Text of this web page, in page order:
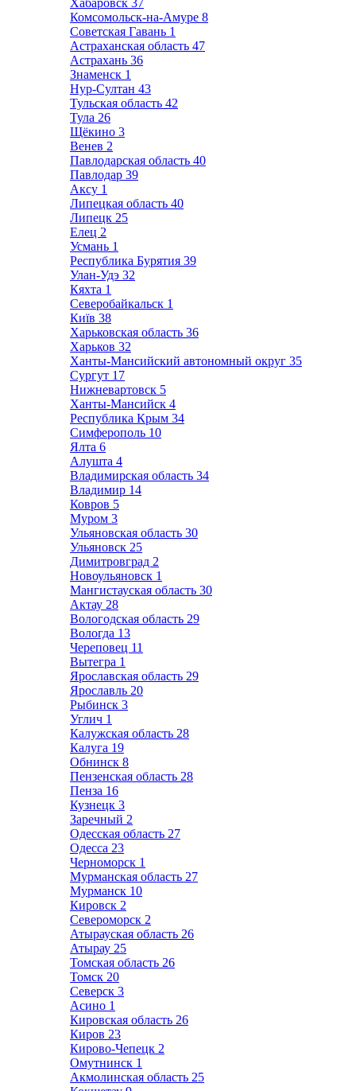
Хабаровск 37
Комсомольск-на-Амуре 8
Советская Гавань 1
Астраханская область 47
Астрахань 36
Знаменск 1
Нур-Султан 43
Тульская область 42
Тула 26
Щёкино 3
Венев 2
Павлодарская область 40
Павлодар 39
Аксу 1
Липецкая область 40
Липецк 25
Елец 2
Усмань 1
Республика Бурятия 39
Улан-Удэ 32
Кяхта 1
Северобайкальск 1
Київ 38
Харьковская область 36
Харьков 32
Ханты-Мансийский автономный округ 35
Сургут 17
Нижневартовск 5
Ханты-Мансийск 4
Республика Крым 34
Симферополь 10
Ялта 6
Алушта 4
Владимирская область 34
Владимир 14
Ковров 5
Муром 3
Ульяновская область 30
Ульяновск 25
Димитровград 2
Новоульяновск 1
Мангистауская область 30
Актау 28
Вологодская область 29
Вологда 13
Череповец 11
Вытегра 1
Ярославская область 29
Ярославль 20
Рыбинск 3
Углич 1
Калужская область 28
Калуга 19
Обнинск 8
Пензенская область 28
Пенза 16
Кузнецк 3
Заречный 2
Одесская область 27
Одесса 23
Черноморск 1
Мурманская область 27
Мурманск 10
Кировск 2
Североморск 2
Атырауская область 26
Атырау 25
Томская область 26
Томск 20
Северск 3
Асино 1
Кировская область 26
Киров 23
Кирово-Чепецк 2
Омутнинск 1
Акмолинская область 25